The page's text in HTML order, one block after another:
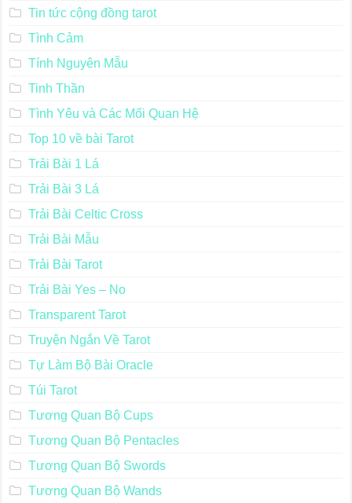
Tin tức cộng đồng tarot
Tình Cảm
Tính Nguyên Mẫu
Tinh Thần
Tình Yêu và Các Mối Quan Hệ
Top 10 về bài Tarot
Trải Bài 1 Lá
Trải Bài 3 Lá
Trải Bài Celtic Cross
Trải Bài Mẫu
Trải Bài Tarot
Trải Bài Yes – No
Transparent Tarot
Truyện Ngắn Về Tarot
Tự Làm Bộ Bài Oracle
Túi Tarot
Tương Quan Bộ Cups
Tương Quan Bộ Pentacles
Tương Quan Bộ Swords
Tương Quan Bộ Wands